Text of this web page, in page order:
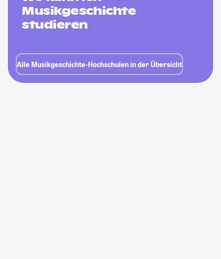
Musikgeschichte
studieren
Alle Musikgeschichte-Hochschulen in der Übersicht